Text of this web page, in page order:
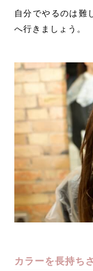
自分でやるのは難
へ行きましょう。
カラーを長持ち